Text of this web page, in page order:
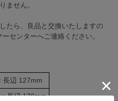
ません。
たら、良品と交換いたしますの
センターへご連絡ください。
長辺 127mm
長辺 178mm